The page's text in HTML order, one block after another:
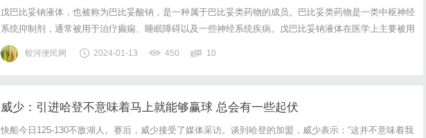
戊巴比妥钠液体，也被称为巴比妥酸钠，是一种属于巴比妥类药物的成员。巴比妥类药物是一类中枢神经
系统抑制剂，通常被用于治疗癫痫、睡眠障碍以及一些神经系统疾病。戊巴比妥钠液体在医学上主要被用
作镇静药、催眠药以及抗癫痫药物。它的作用机制涉及增强神经递质GABA（γ-氨基丁酸）的抑制作用，
从而减缓神经冲动的传导，产生镇静和催眠效果。由于其镇静作用，戊巴比妥钠液体有时也...
蛟河便民网 2024-01-13 450 10
威少：引进哈登不意味着马上就能够赢球 总会有一些起伏
快船今日125-130不敌湖人。赛后，威少接受了媒体采访。谈到哈登的加盟，威少表示：“这并不意味着我